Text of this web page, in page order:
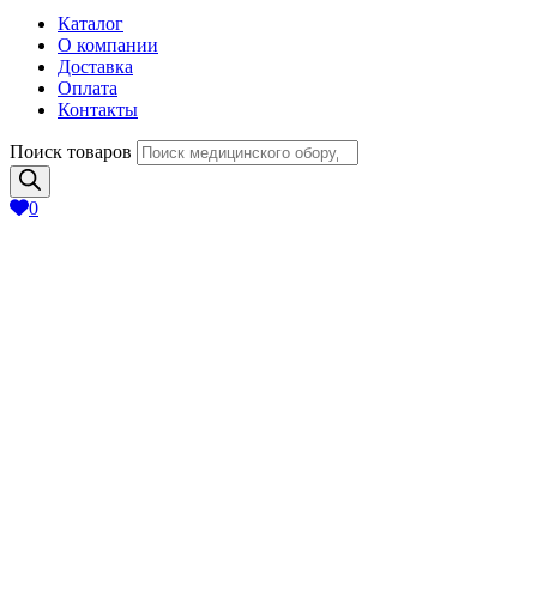
Каталог
О компании
Доставка
Оплата
Контакты
Поиск товаров
0